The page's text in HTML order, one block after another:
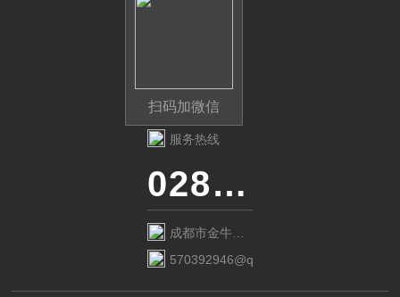
扫码加微信
服务热线
028-87741718
成都市金牛区
金府路799号1
570392946@qq.com